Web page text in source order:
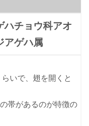
ハチョウ科アオ
アゲハ属
いで、翅を開くと
帯があるのが特徴の